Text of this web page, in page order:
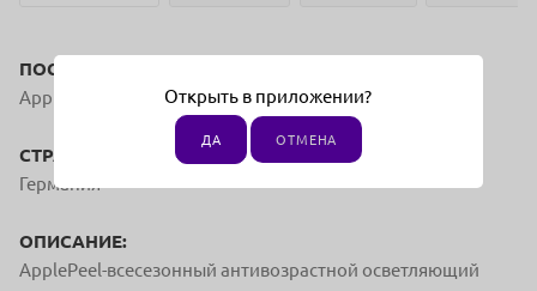
ПОСТАВЩИК:
ApplePeel
СТРАНА ПРОИЗВОДСТВА:
Германия
ОПИСАНИЕ:
ApplePeel-всесезонный антивозрастной осветляющий
Открыть в приложении?
ДА ОТМЕНА